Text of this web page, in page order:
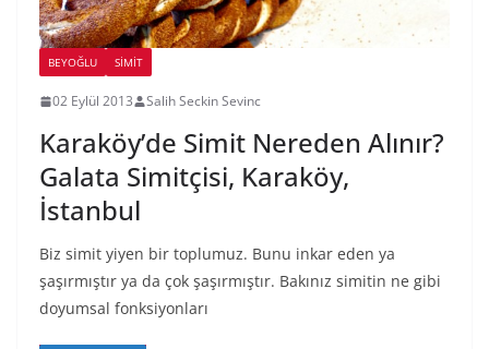
BEYOĞLU SIMIT
02 Eylül 2013 Salih Seckin Sevinc
Karaköy’de Simit Nereden Alınır?
Galata Simitçisi, Karaköy,
İstanbul
Biz simit yiyen bir toplumuz. Bunu inkar eden ya
şaşırmıştır ya da çok şaşırmıştır. Bakınız simitin ne gibi
doyumsal fonksiyonları